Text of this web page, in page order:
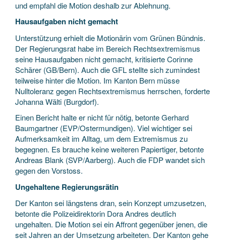
und empfahl die Motion deshalb zur Ablehnung.
Hausaufgaben nicht gemacht
Unterstützung erhielt die Motionärin vom Grünen Bündnis.
Der Regierungsrat habe im Bereich Rechtsextremismus
seine Hausaufgaben nicht gemacht, kritisierte Corinne
Schärer (GB/Bern). Auch die GFL stellte sich zumindest
teilweise hinter die Motion. Im Kanton Bern müsse
Nulltoleranz gegen Rechtsextremismus herrschen, forderte
Johanna Wälti (Burgdorf).
Einen Bericht halte er nicht für nötig, betonte Gerhard
Baumgartner (EVP/Ostermundigen). Viel wichtiger sei
Aufmerksamkeit im Alltag, um dem Extremismus zu
begegnen. Es brauche keine weiteren Papiertiger, betonte
Andreas Blank (SVP/Aarberg). Auch die FDP wandet sich
gegen den Vorstoss.
Ungehaltene Regierungsrätin
Der Kanton sei längstens dran, sein Konzept umzusetzen,
betonte die Polizeidirektorin Dora Andres deutlich
ungehalten. Die Motion sei ein Affront gegenüber jenen, die
seit Jahren an der Umsetzung arbeiteten. Der Kanton gehe